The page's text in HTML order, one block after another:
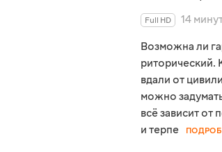
Full HD
14
Возможна ли
риторический.
вдали от
можно
всё зависит от
и терпе